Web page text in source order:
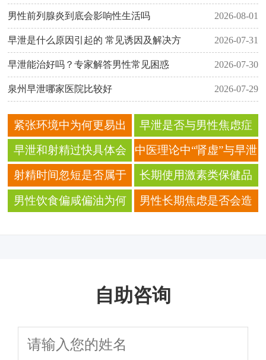
男性前列腺炎到底会影响性生活吗 2026-08-01
早泄是什么原因引起的 常见诱因及解决方 2026-07-31
早泄能治好吗？专家解答男性常见困惑 2026-07-30
泉州早泄哪家医院比较好 2026-07-29
紧张环境中为何更易出
现射精反应提前
早泄是否与男性焦虑症
和抑郁症的发病率升高
相关？
早泄和射精过快具体会
表现出哪些典型症状
中医理论中“肾虚”与早泄
症状存在怎样的饮食调
理关联？
射精时间忽短是否属于
心理压力释放的一种表
长期使用激素类保健品
是否诱发早泄
男性饮食偏咸偏油为何
男性长期焦虑是否会造
自助咨询